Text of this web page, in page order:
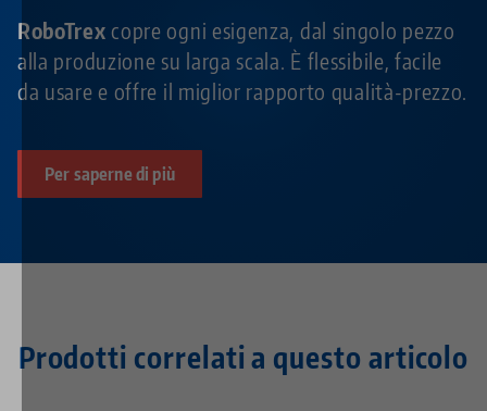
RoboTrex copre ogni esigenza, dal singolo pezzo
alla produzione su larga scala. È flessibile, facile
da usare e offre il miglior rapporto qualità-prezzo.
Per saperne di più
Prodotti correlati a questo articolo